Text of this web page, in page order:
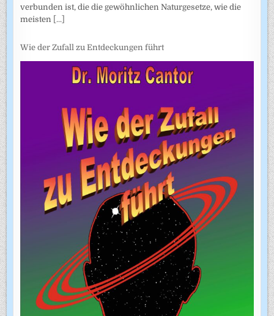
verbunden ist, die die gewöhnlichen Naturgesetze, wie die
meisten [...]
Wie der Zufall zu Entdeckungen führt